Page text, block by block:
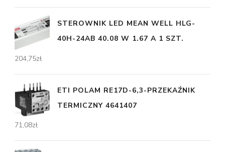
STEROWNIK LED MEAN WELL HLG-
40H-24AB 40.08 W 1.67 A 1 SZT.
204,75zł
ETI POLAM RE17D-6,3-PRZEKAŹNIK
TERMICZNY 4641407
71,08zł